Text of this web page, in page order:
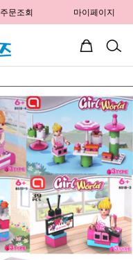
주문조회 마이페이지